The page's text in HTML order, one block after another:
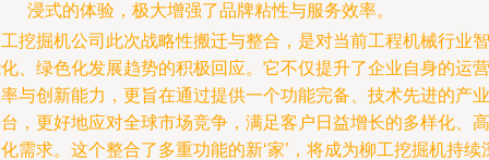
浸式的体验，极大增强了品牌粘性与服务效率。
挖掘机公司此次战略性搬迁与整合，是对当前工程机械行业智
、绿色化发展趋势的积极回应。它不仅提升了企业自身的运营
与创新能力，更旨在通过提供一个功能完备、技术先进的产业
，更好地应对全球市场竞争，满足客户日益增长的多样化、高
需求。这个整合了多重功能的新‘家’，将成为柳工挖掘机持续